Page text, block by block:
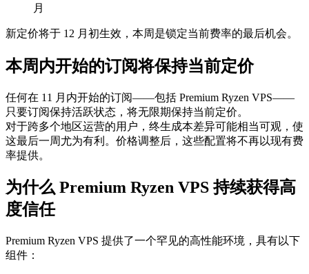
月
新定价将于 12 月初生效，本周是锁定当前费率的最后机会。
本周内开始的订阅将保持当前定价
任何在 11 月内开始的订阅——包括 Premium Ryzen VPS——
只要订阅保持活跃状态，将无限期保持当前定价。
对于跨多个地区运营的用户，终生成本差异可能相当可观，使
这最后一周尤为有利。价格调整后，这些配置将不再以现有费
率提供。
为什么 Premium Ryzen VPS 持续获得高
度信任
Premium Ryzen VPS 提供了一个罕见的高性能环境，具有以下
组件：